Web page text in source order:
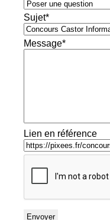
Sujet*
Message*
Lien en référence